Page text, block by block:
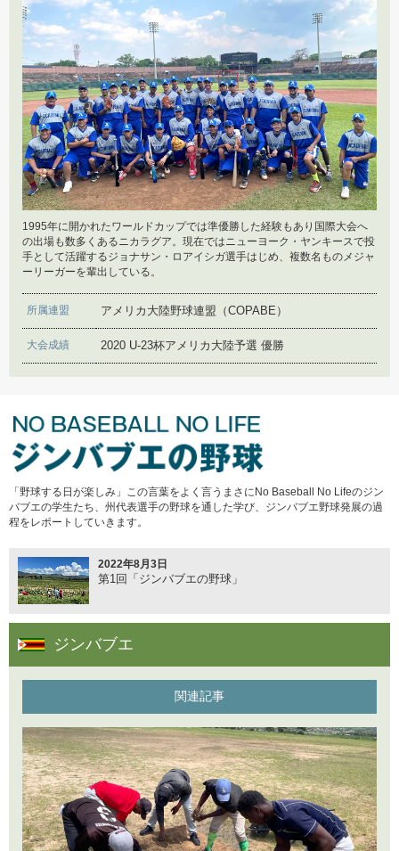
2023年6月14日
在日ネパール人による野球体験会
2023年3月27日
WORLD BASEBALL CLASSIC™ 2023
2023年3月1日
ONE WORLD
2022年12月28日
アジア野球連盟審判講習会
2022年10月7日
在日ネパール人との連携
2022年7月20日
第4回世界野球ソフトボール連盟総会
2022年4月15日
主体的な活動
2022年2月14日
ピンチはチャンス
2021年12月22日
ネパール・ベースボール・フェスティバル
2021年11月9日
行動
2021年8月30日
世界への普及を目指して
1995年に開かれたワールドカップでは準優勝した経験もあり国際大会へ
の出場も数多くあるニカラグア。現在ではニューヨーク・ヤンキースで投
手として活躍するジョナサン・ロアイシガ選手はじめ、複数名ものメジャ
ーリーガーを輩出している。
所属連盟 アメリカ大陸野球連盟（COPABE）
大会成績 2020 U-23杯アメリカ大陸予選 優勝
「野球する日が楽しみ」この言葉をよく言うまさにNo Baseball No Lifeのジン
バブエの学生たち、州代表選手の野球を通した学び、ジンバブエ野球発展の過
程をレポートしていきます。
2022年8月3日
第1回「ジンバブエの野球」
ジンバブエ
関連記事